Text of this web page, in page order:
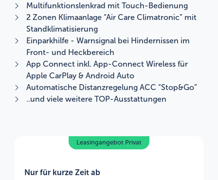
Multifunktionslenkrad mit Touch-Bedienung
2 Zonen Klimaanlage “Air Care Climatronic” mit
Standklimatisierung
Einparkhilfe - Warnsignal bei Hindernissen im
Front- und Heckbereich
App Connect inkl. App-Connect Wireless für
Apple CarPlay & Android Auto
Automatische Distanzregelung ACC “Stop&Go”
..und viele weitere TOP-Ausstattungen
Leasingangebot Privat
Nur für kurze Zeit ab